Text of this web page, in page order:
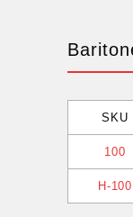
SKU
100
H-100